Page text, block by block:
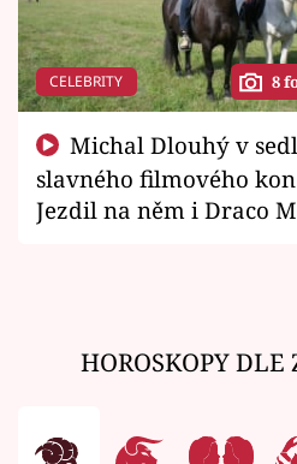
CELEBRITY 8
slavného filmového
Jezdil na něm i Draco
HOROSKOPY DLE